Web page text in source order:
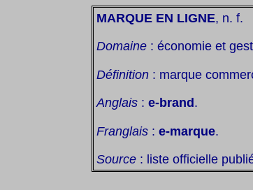
MARQUE EN LIGNE, n. f.
Domaine : économie et
Définition : marque
Anglais : e-brand.
Franglais : e-marque.
Source : liste officielle